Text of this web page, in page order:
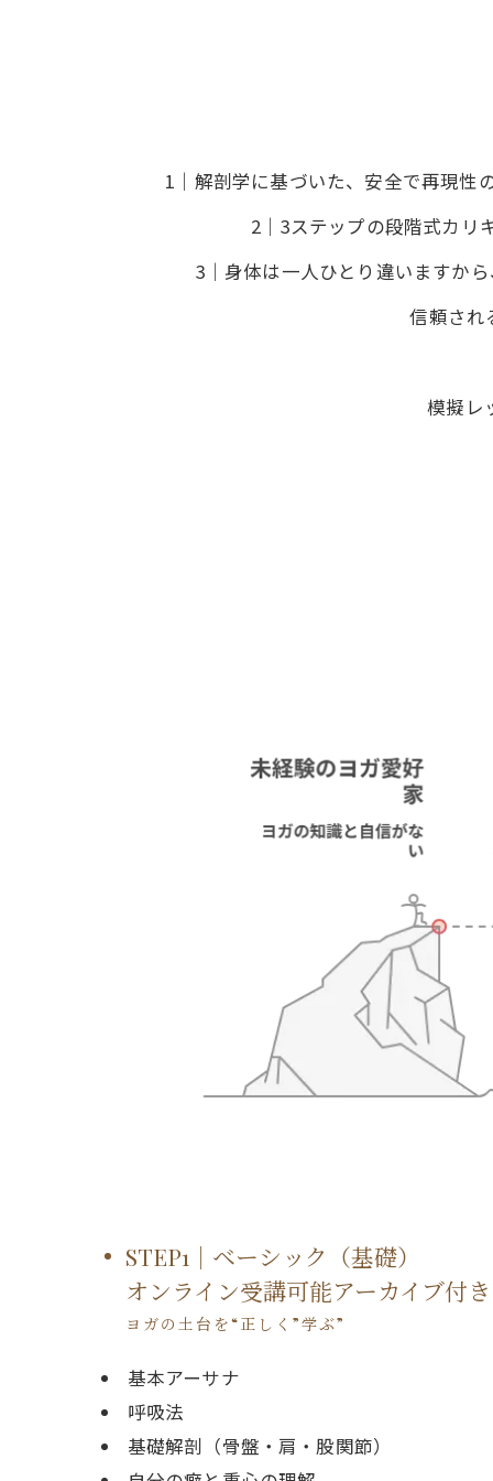
1｜解剖学に基づいた、安全で再現性
2｜3ステップの段階式カリ
3｜身体は一人ひとり違いますか
信頼され
模擬レ
STEP1｜ベーシック（基礎）
オンライン受講可能アーカイブ付き
ヨガの土台を“正しく”学ぶ”
基本アーサナ
呼吸法
基礎解剖（骨盤・肩・股関節）